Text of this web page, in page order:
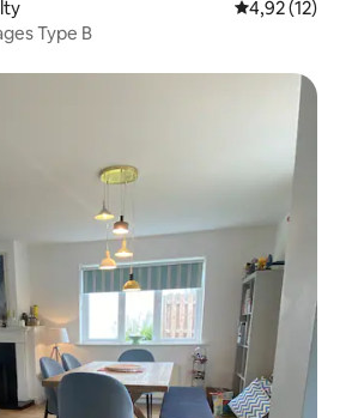
Évaluation
4,92 (12)
Type B